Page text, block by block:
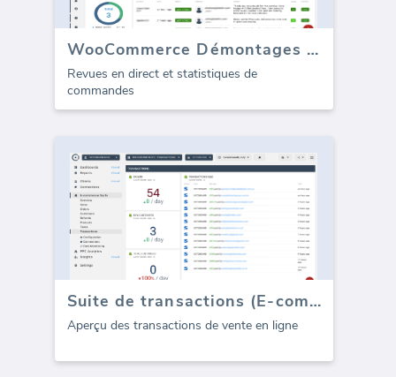
WooCommerce Démontages / Avis
Revues en direct et statistiques de
commandes
Suite de transactions (E-commerce)
Aperçu des transactions de vente en ligne